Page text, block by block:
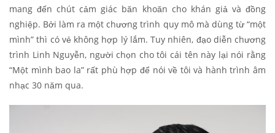
mang đến chút cảm giác băn khoăn cho khán giả và đồng
nghiệp. Bởi làm ra một chương trình quy mô mà dùng từ “một
mình” thì có vẻ không hợp lý lắm. Tuy nhiên, đạo diễn chương
trình Linh Nguyễn, người chọn cho tôi cái tên này lại nói rằng
“Một mình bao la” rất phù hợp để nói về tôi và hành trình âm
nhạc 30 năm qua.